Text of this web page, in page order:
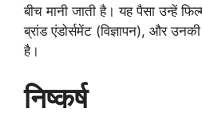
बीच मानी जाती है। यह पैसा उन्हें
ब्रांड एंडोर्समेंट (विज्ञापन), और
है।
निष्कर्ष